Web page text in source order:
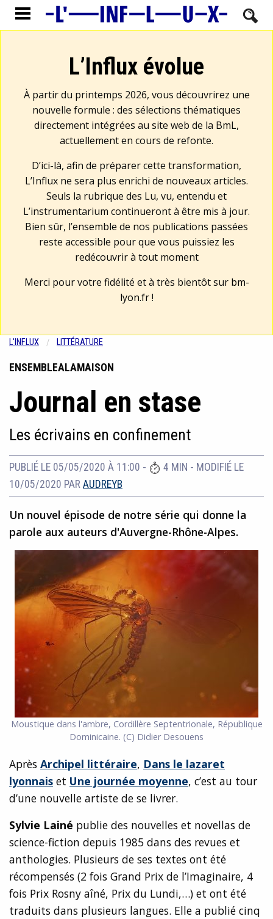
L’Influx évolue
À partir du printemps 2026, vous découvrirez une
nouvelle formule : des sélections thématiques
directement intégrées au site web de la BmL,
actuellement en cours de refonte.
D’ici-là, afin de préparer cette transformation,
L’Influx ne sera plus enrichi de nouveaux articles.
Seuls la rubrique des Lu, vu, entendu et
L’instrumentarium continueront à être mis à jour.
Bien sûr, l’ensemble de nos publications passées
reste accessible pour que vous puissiez les
redécouvrir à tout moment
Merci pour votre fidélité et à très bientôt sur bm-
lyon.fr!
L'INFLUX LITTÉRATURE
ENSEMBLEALAMAISON
Journal en stase
Les écrivains en confinement
PUBLIÉ LE 05/05/2020 À 11:00 - 4 MIN - MODIFIÉ LE
10/05/2020 PAR AUDREYB
Un nouvel épisode de notre série qui donne la
parole aux auteurs d'Auvergne-Rhône-Alpes.
Moustique dans l'ambre, Cordillère Septentrionale, République
Dominicaine. (C) Didier Desouens
Après Archipel littéraire, Dans le lazaret
lyonnais et Une journée moyenne, c’est au tour
d’une nouvelle artiste de se livrer.
Sylvie Lainé publie des nouvelles et novellas de
science-fiction depuis 1985 dans des revues et
anthologies. Plusieurs de ses textes ont été
récompensés (2 fois Grand Prix de l’Imaginaire, 4
fois Prix Rosny aîné, Prix du Lundi,…) et ont été
traduits dans plusieurs langues. Elle a publié cinq